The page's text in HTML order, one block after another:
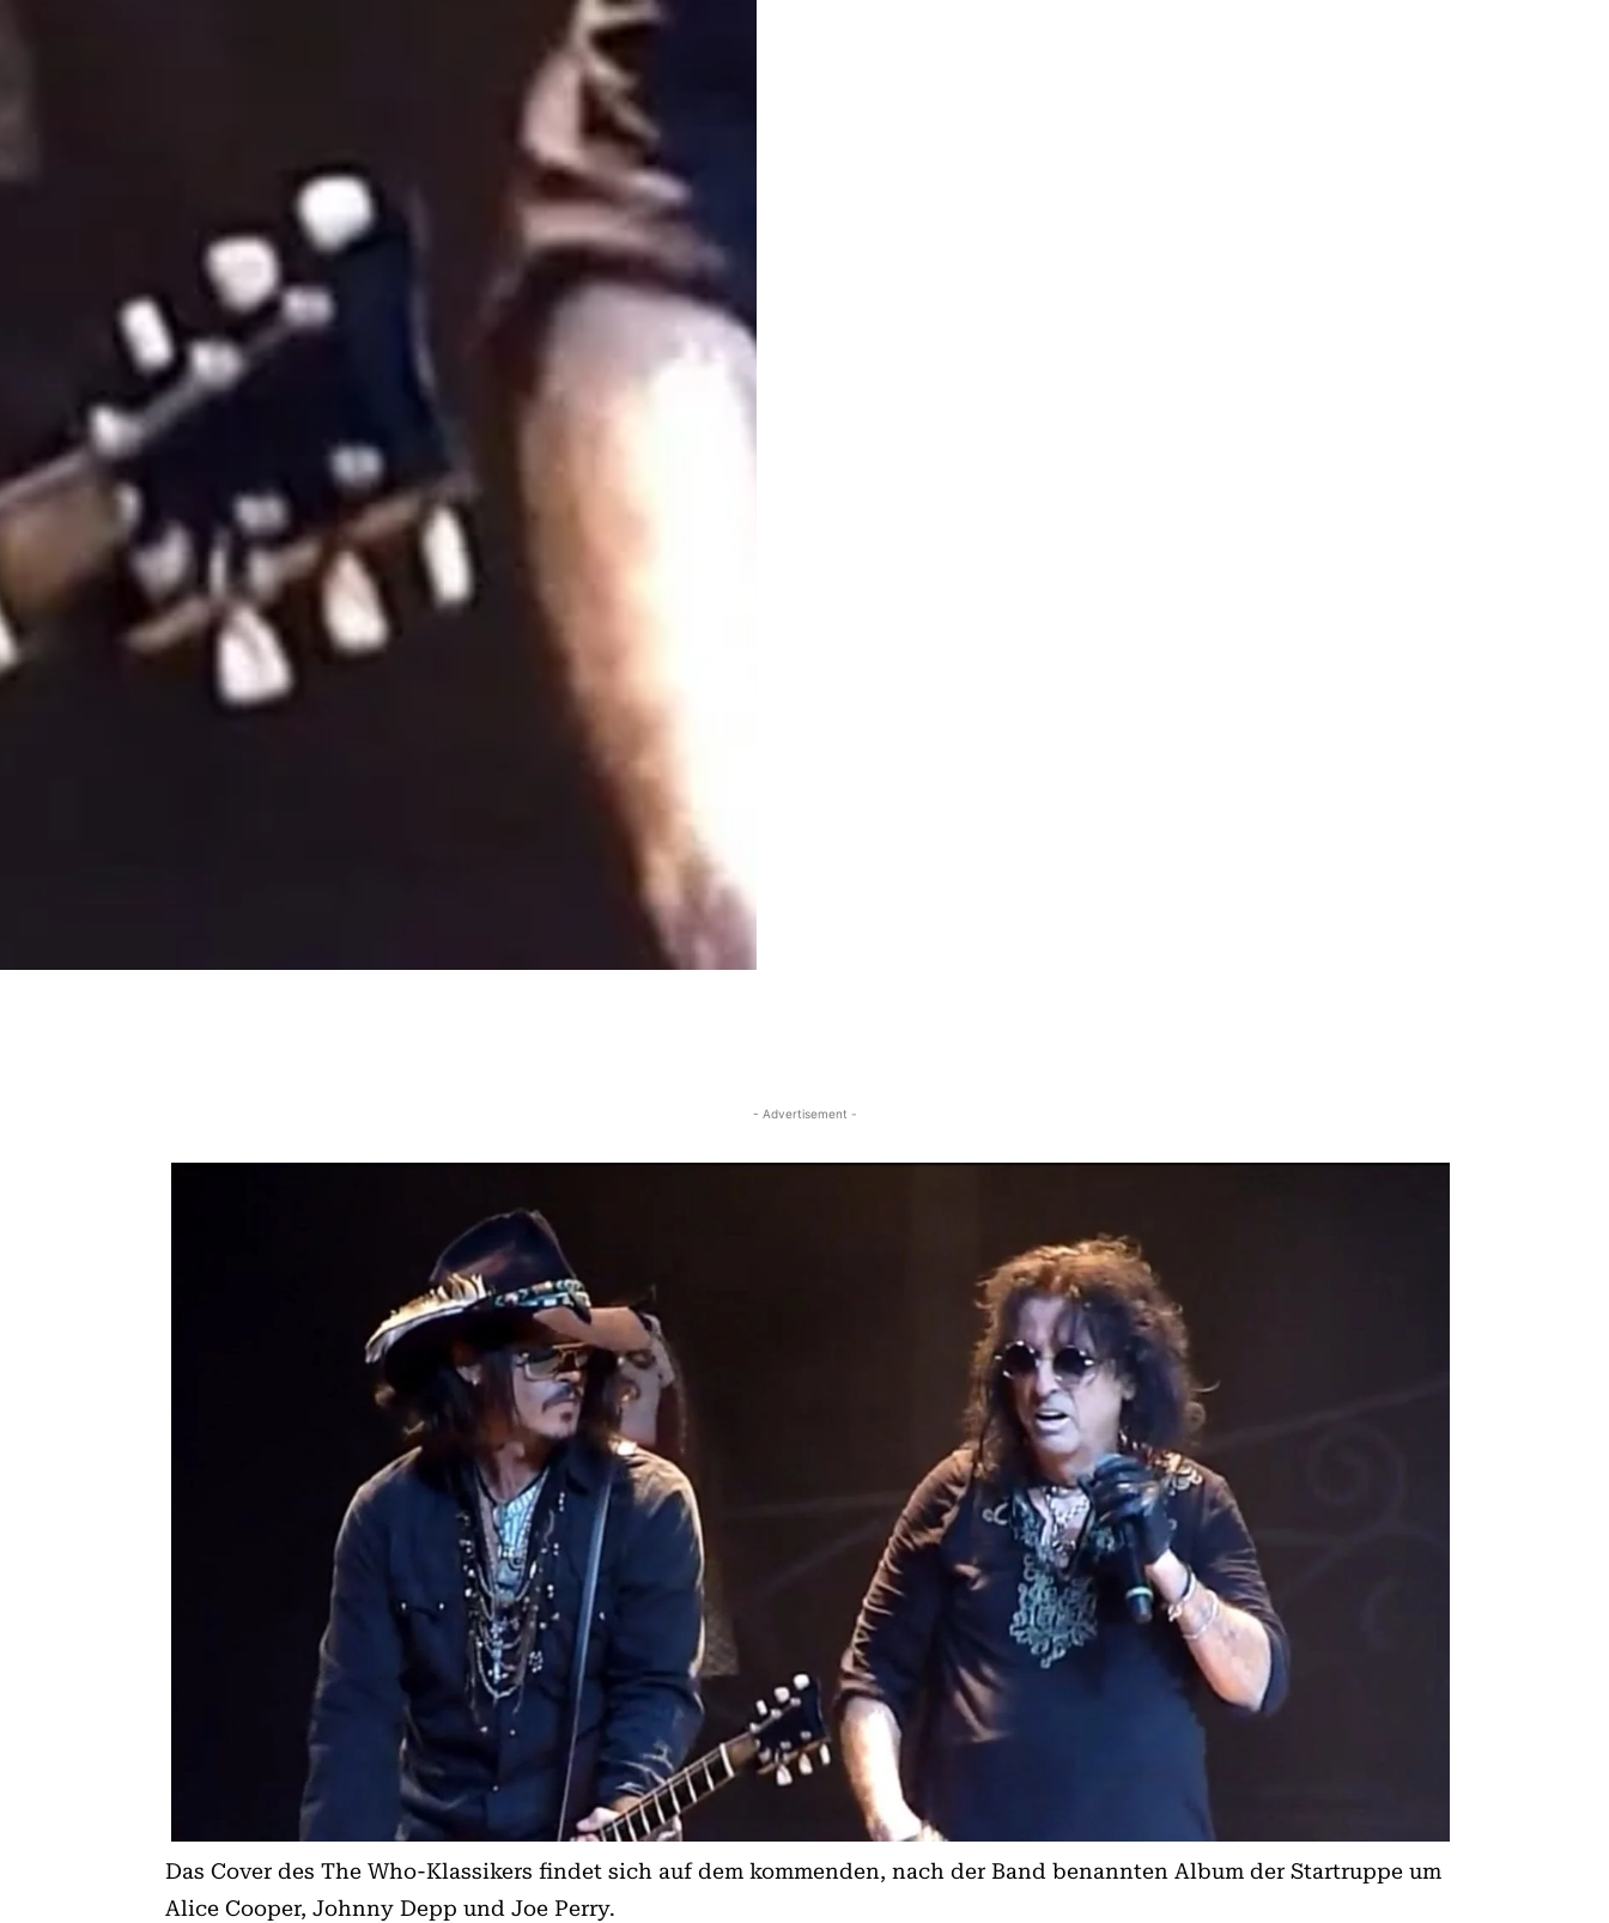
- Advertisement -
Das Cover des The Who-Klassikers findet sich auf dem kommenden, nach der Band benannten Album der Startruppe um
Alice Cooper, Johnny Depp und Joe Perry.